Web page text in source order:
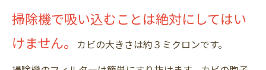
掃除機で吸い込むことは絶対にしてはい
けません。
カビの大きさは約３ミクロンです。